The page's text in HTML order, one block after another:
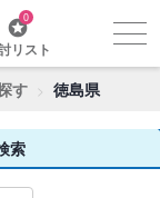
0
リスト
す 徳島県
索